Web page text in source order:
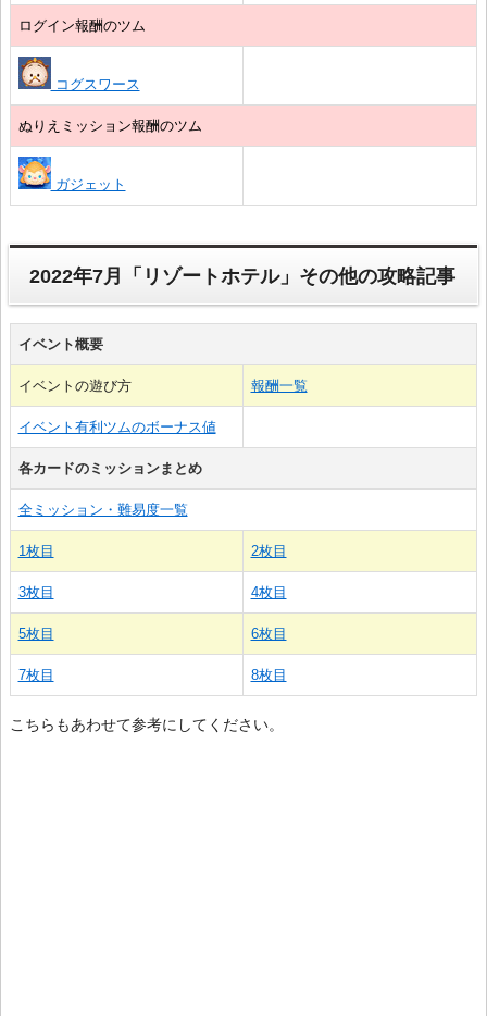
ログイン報酬のツム
コグスワース
ぬりえミッション報酬のツム
ガジェット
2022年7月「リゾートホテル」その他の攻略記事
イベント概要
イベントの遊び方 報酬一覧
イベント有利ツムのボーナス値
各カードのミッションまとめ
全ミッション・難易度一覧
1枚目 2枚目
3枚目 4枚目
5枚目 6枚目
7枚目 8枚目
こちらもあわせて参考にしてください。